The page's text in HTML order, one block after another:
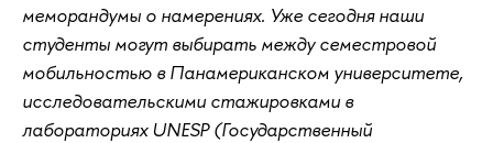
меморандумы о намерениях. Уже сегодня наши
студенты могут выбирать между семестровой
мобильностью в Панамериканском университете,
исследовательскими стажировками в
лабораториях UNESP (Государственный